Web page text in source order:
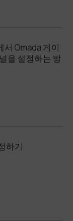
Omada 게이
을 설정하는 방
하기